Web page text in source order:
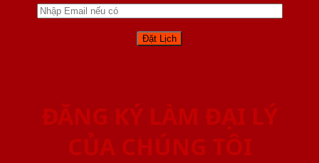
ĐĂNG KÝ LÀM ĐẠI LÝ
CỦA CHÚNG TÔI